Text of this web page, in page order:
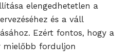
elengedhetetlen a
és a váll
Ezért fontos, hogy a
mielőbb forduljon